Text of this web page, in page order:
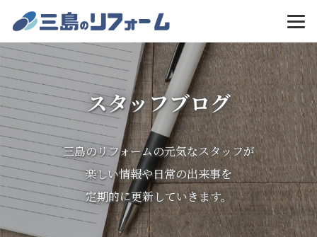
スタッフブログ
三島のリフォームの元気なスタッフが
楽しい情報や日常の出来事を
定期的に更新していきます。